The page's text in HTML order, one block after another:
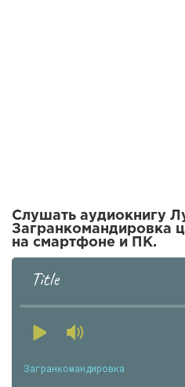
Слушать аудиокнигу
Загранкомандировка
на смартфоне и ПК.
Title
Загранкомандировка